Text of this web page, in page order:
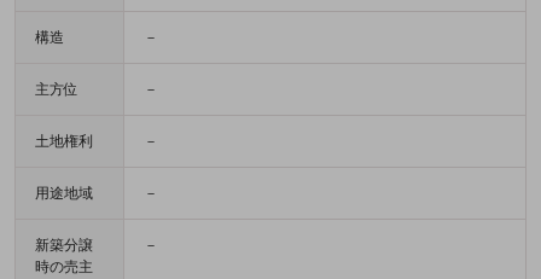
構造 －
主方位 －
土地権利 －
用途地域 －
新築分譲
時の売主
－